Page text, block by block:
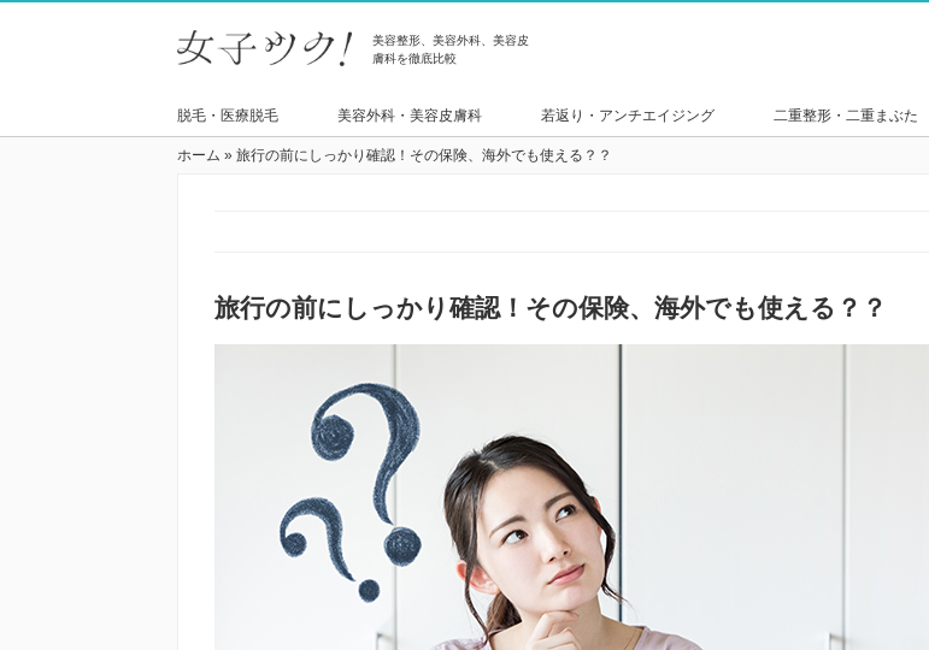
美容整形、美容外科、美容皮
膚科を徹底比較
脱毛・医療脱毛 美容外科・美容皮膚科 若返り・アンチエイジング 二重整形・二重まぶた
ホーム » 旅行の前にしっかり確認！その保険、海外でも使える？？
旅行の前にしっかり確認！その保険、海外でも使える？？